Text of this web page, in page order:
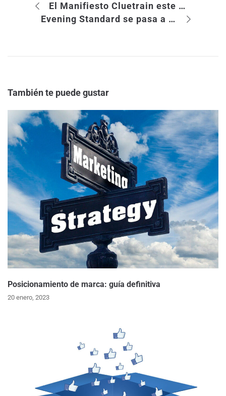
El Manifiesto Cluetrain este lunes en The Monday Reading Club
Evening Standard se pasa a diario gratuito
También te puede gustar
Posicionamiento de marca: guía definitiva
20 enero, 2023